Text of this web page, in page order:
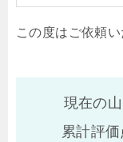
この度はご依頼
現在の
累計評